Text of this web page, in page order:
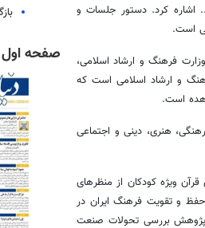
اشاره کرد. دستور جلسات و
فرهنگ و ارشاد اسلامی،
و ارشاد اسلامی است که
هنری، دینی و اجتماعی
ویژه کودکان از منظرهای
و تقویت فرهنگ ایران در
پژوهش بررسی تحولات صنعت
صفحه اول